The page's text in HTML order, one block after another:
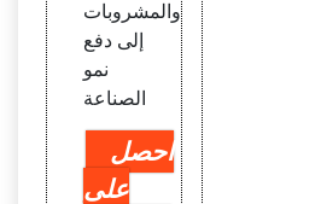
والمشروبات
إلى دفع
نمو
الصناعة
احصل
على